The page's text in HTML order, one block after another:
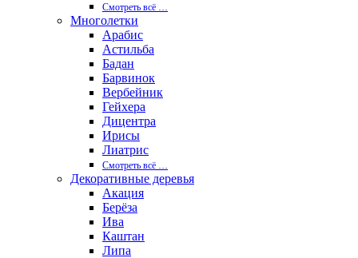
Смотреть вcё …
Многолетки
Арабис
Астильба
Бадан
Барвинок
Вербейник
Гейхера
Дицентра
Ирисы
Лиатрис
Смотреть вcё …
Декоративные деревья
Акация
Берёза
Ива
Каштан
Липа